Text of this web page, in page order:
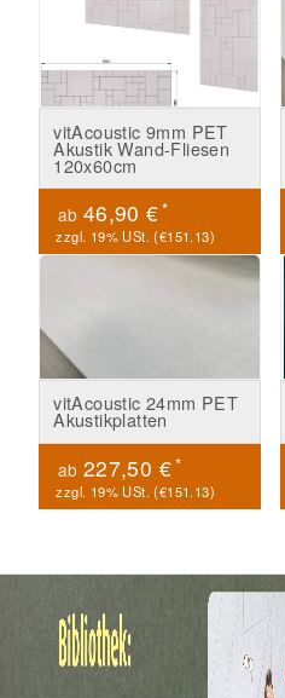
vitAcoustic 9mm PET
Akustik Wand-Fliesen
120x60cm
ab 46,90 €*
zzgl. 19% USt. (€151.13)
vitAcoustic 24mm PET
Akustikplatten
ab 227,50 €*
zzgl. 19% USt. (€151.13)